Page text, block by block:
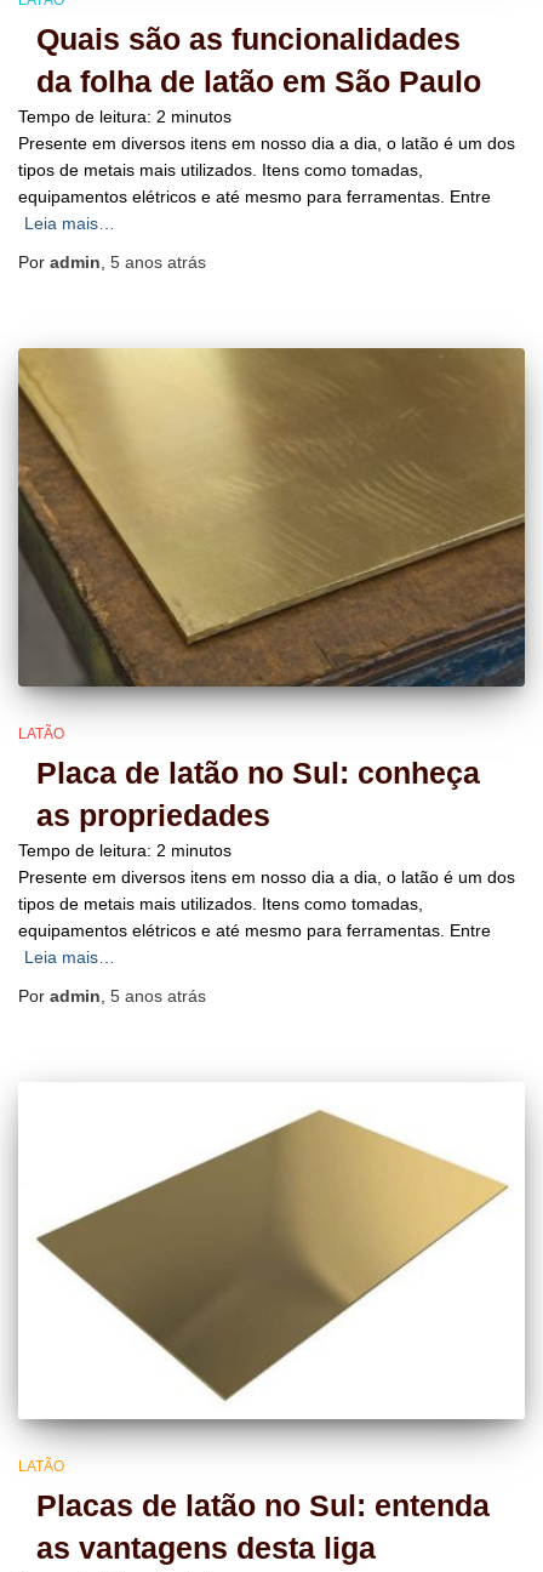
Quais são as funcionalidades
da folha de latão em São Paulo
Tempo de leitura: 2 minutos
Presente em diversos itens em nosso dia a dia, o latão é um dos
tipos de metais mais utilizados. Itens como tomadas,
equipamentos elétricos e até mesmo para ferramentas. Entre
Leia mais…
Por admin 5 anos atrás
LATÃO
Placa de latão no Sul: conheça
as propriedades
Tempo de leitura: 2 minutos
Presente em diversos itens em nosso dia a dia, o latão é um dos
tipos de metais mais utilizados. Itens como tomadas,
equipamentos elétricos e até mesmo para ferramentas. Entre
Leia mais…
Por admin 5 anos atrás
LATÃO
Placas de latão no Sul: entenda
as vantagens desta liga